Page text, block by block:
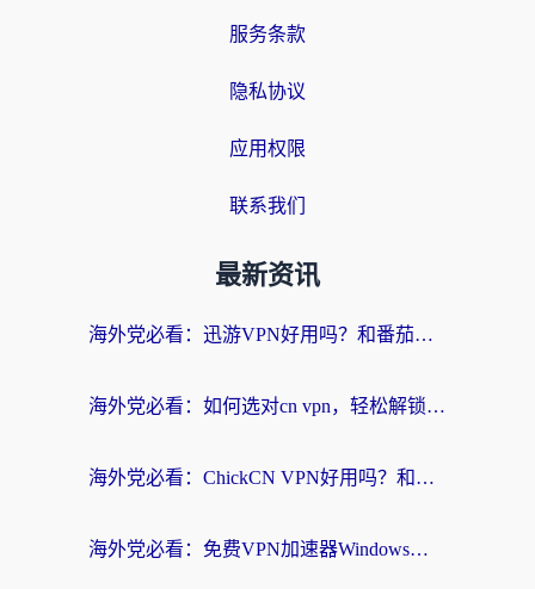
服务条款
隐私协议
应用权限
联系我们
最新资讯
海外党必看：迅游VPN好用吗？和番茄加速器VPN对比哪个回国效果更好？
海外党必看：如何选对cn vpn，轻松解锁国内影音游戏？
海外党必看：ChickCN VPN好用吗？和星河VPN对比哪个回国效果更好？附真实体验+避坑指南
海外党必看：免费VPN加速器Windows版怎么选？附真实测评与无缝访问国内资源指南